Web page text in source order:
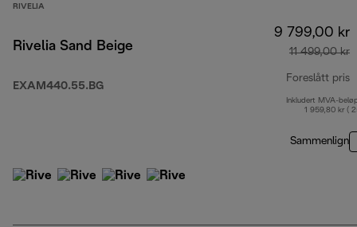
RIVELIA
Rivelia Sand Beige
EXAM440.55.BG
9 799,00 kr
11 499,00 kr
Foreslått pris
Inkludert MVA-
1 959,80 kr (
Sammenlign